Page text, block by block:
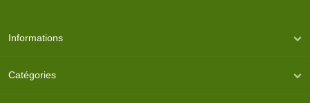
Informations
Catégories